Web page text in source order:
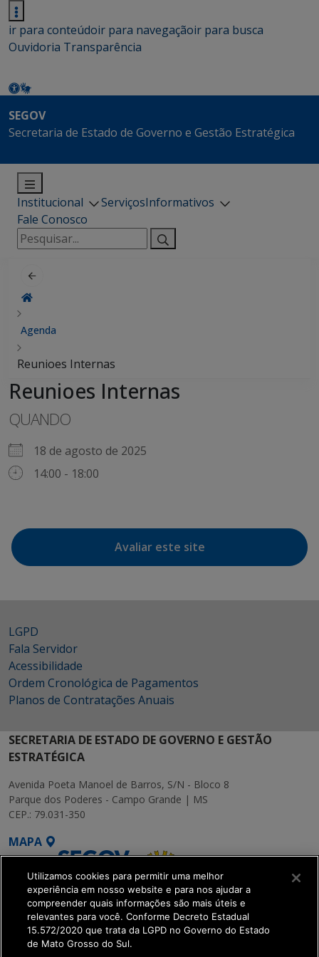
ir para conteúdoir para navegaçãoir para busca
Ouvidoria Transparência
SEGOV
Secretaria de Estado de Governo e Gestão Estratégica
Institucional ServiçosInformativos
Fale Conosco
Pesquisar
por:
Agenda
Reunioes Internas
Reunioes Internas
QUANDO
18 de agosto de 2025
14:00 - 18:00
Avaliar este site
LGPD
Fala Servidor
Acessibilidade
Ordem Cronológica de Pagamentos
Planos de Contratações Anuais
SECRETARIA DE ESTADO DE GOVERNO E GESTÃO
ESTRATÉGICA
Avenida Poeta Manoel de Barros, S/N - Bloco 8
Parque dos Poderes - Campo Grande | MS
CEP.: 79.031-350
MAPA
SETDIG | Secretaria-
Executiva de
Utilizamos cookies para permitir uma melhor
experiência em nosso website e para nos ajudar a
compreender quais informações são mais úteis e
relevantes para você. Conforme Decreto Estadual
15.572/2020 que trata da LGPD no Governo do Estado
de Mato Grosso do Sul.